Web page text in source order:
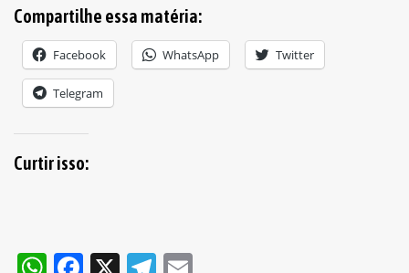
Compartilhe essa matéria:
Facebook WhatsApp Twitter
Telegram
Curtir isso: